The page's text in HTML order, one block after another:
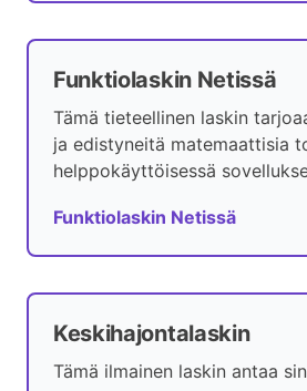
Funktiolaskin Netissä
Tämä tieteellinen laskin
ja edistyneitä matemaattisia
helppokäyttöisessä
Funktiolaskin Netissä
Keskihajontalaskin
Tämä ilmainen laskin antaa